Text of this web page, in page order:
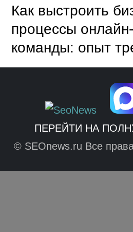
Как выстроить
процессы
команды: опыт
ПЕРЕЙТИ НА
© SEOnews.ru Все